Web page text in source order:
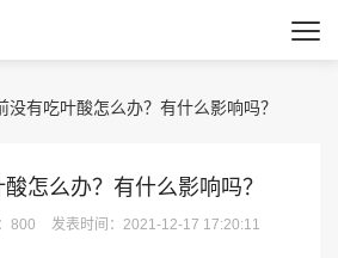
没有吃叶酸怎么办？有什么影响吗？
怎么办？有什么影响吗？
800 发表时间：2021-12-17 17:20:11